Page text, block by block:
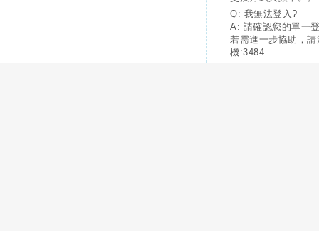
Q: 我無法登入?
A: 請確認您的單一
若需進一步協助，
機:3484